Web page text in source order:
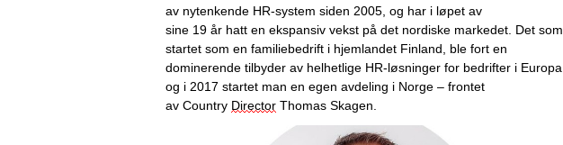
av nytenkende HR-system siden 2005 og har i løpet av
sine 19 år hatt en ekspansiv vekst på det nordiske markedet Det som
startet som en familiebedrift i hjemlandet Finland, ble fort en
dominerende tilbyder av helhetlige HR-løsninger for bedrifter i Europa
og i 2017 startet man en egen avdeling i Norge – frontet
av Country Director Thomas Skagen.